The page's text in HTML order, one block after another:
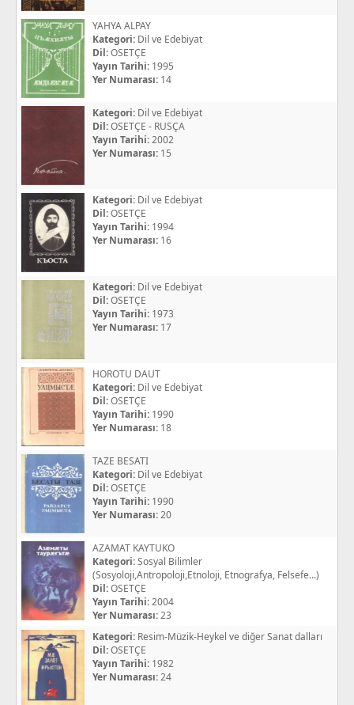
YAHYA ALPAY
Kategori: Dil ve Edebiyat
Dil:OSETÇE
Yayın Tarihi: 1995
Yer Numarası: 14
Kategori: Dil ve Edebiyat
Dil:OSETÇE - RUSÇA
Yayın Tarihi:2002
Yer Numarası: 15
Kategori: Dil ve Edebiyat
Dil:OSETÇE
Yayın Tarihi: 1994
Yer Numarası: 16
Kategori: Dil ve Edebiyat
Dil:OSETÇE
Yayın Tarihi: 1973
Yer Numarası: 17
HOROTU DAUT
Kategori: Dil ve Edebiyat
Dil:OSETÇE
Yayın Tarihi: 1990
Yer Numarası: 18
TAZE BESATI
Kategori: Dil ve Edebiyat
Dil:OSETÇE
Yayın Tarihi: 1990
Yer Numarası:20
AZAMAT KAYTUKO
Kategori:Sosyal Bilimler
(Sosyoloji,Antropoloji,Etnoloji, Etnografya, Felsefe...)
Dil:OSETÇE
Yayın Tarihi:2004
Yer Numarası:23
Kategori: Resim-Müzik-Heykel ve diğer Sanat dalları
Dil:OSETÇE
Yayın Tarihi: 1982
Yer Numarası:24